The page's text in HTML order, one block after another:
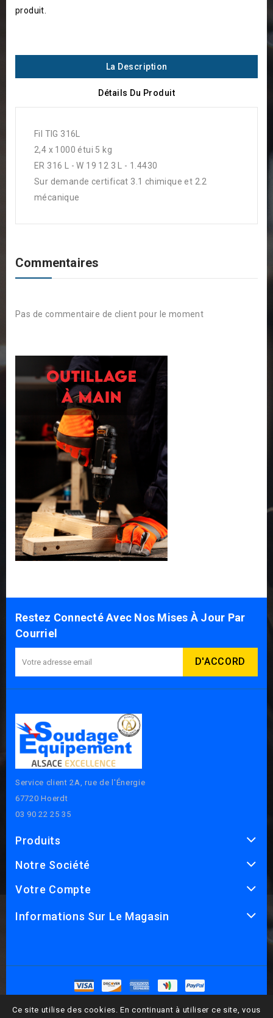
produit.
La Description
Détails Du Produit
Fil TIG 316L
2,4 x 1000 étui 5 kg
ER 316 L - W 19 12 3 L - 1.4430
Sur demande certificat 3.1 chimique et 2.2
mécanique
Commentaires
Pas de commentaire de client pour le moment
Restez Connecté Avec Nos Mises À Jour Par
Courriel
Service client 2A, rue de l'Énergie
67720 Hoerdt
03 90 22 25 35
Produits
Notre Société
Votre Compte
Informations Sur Le Magasin
Ce site utilise des cookies. En continuant à utiliser ce site, vous
© 2026 - Logiciel de commerce électronique par PrestaShop™